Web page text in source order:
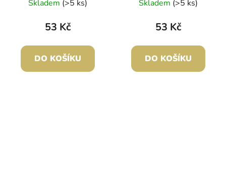
Skladem (>5 ks)
53 Kč
DO KOŠÍKU
Skladem (>5 ks)
53 Kč
DO KOŠÍKU